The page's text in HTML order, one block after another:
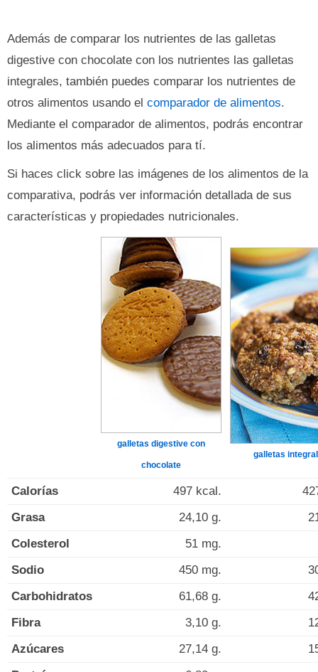
Además de comparar los nutrientes de las galletas
digestive con chocolate con los nutrientes las galletas
integrales, también puedes comparar los nutrientes de
otros alimentos usando el comparador de alimentos.
Mediante el comparador de alimentos, podrás encontrar
los alimentos más adecuados para tí.
Si haces click sobre las imágenes de los alimentos de la
comparativa, podrás ver información detallada de sus
características y propiedades nutricionales.
galletas digestive con
chocolate
galletas
Calorías 497 kcal.
Grasa
24,10 g.
Colesterol
51 mg.
Sodio
450 mg.
Carbohidratos
61,68 g.
Fibra
3,10 g.
Azúcares
27,14 g.